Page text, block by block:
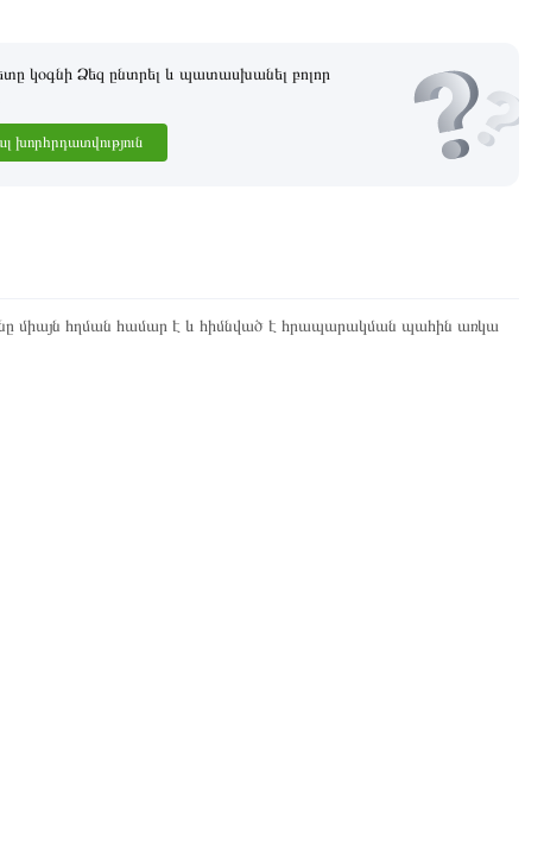
կօգնի Ձեզ ընտրել և պատասխանել բոլոր
խորհրդատվություն
միայն հղման համար է և հիմնված է հրապարակման պահին առկա